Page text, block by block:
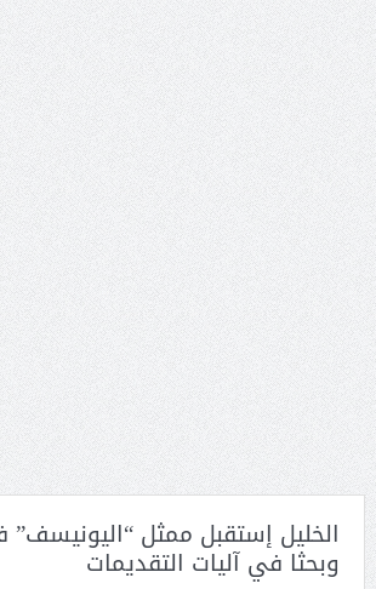
الخليل إستقبل ممثل “اليونيسف”
وبحثا في آليات التقديمات